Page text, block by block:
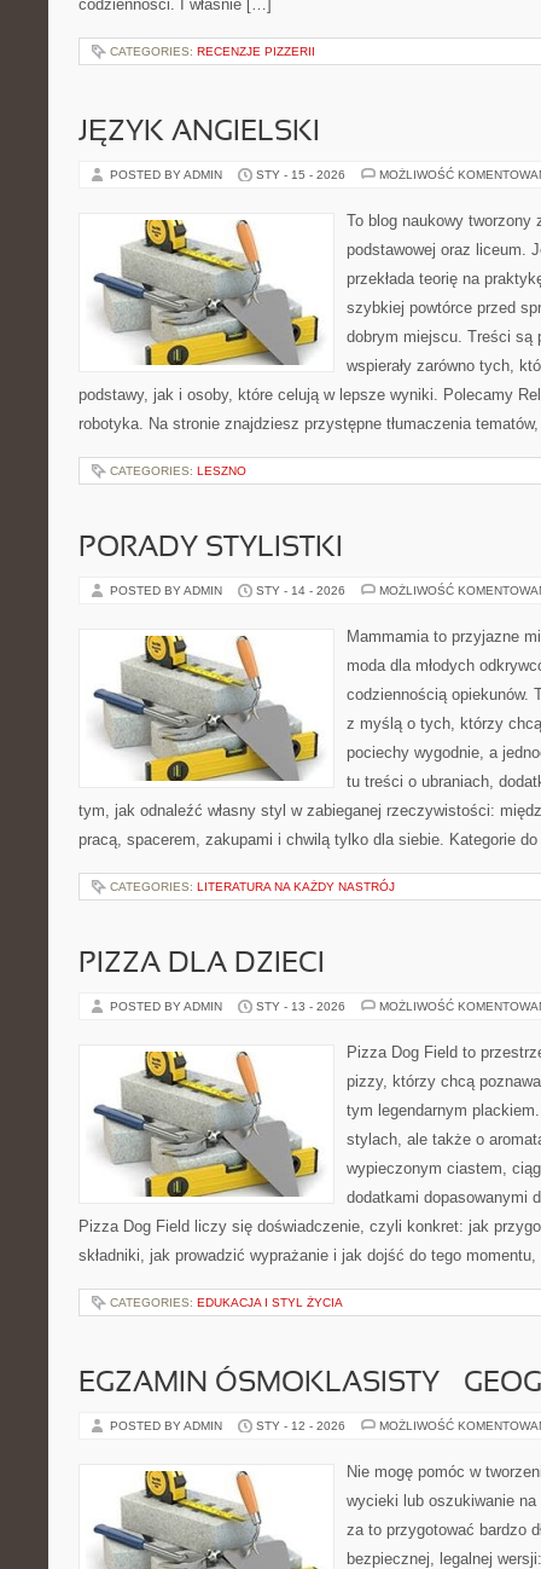
codzienności. I właśnie […]
CATEGORIES: RECENZJE PIZZERII
JĘZYK ANGIELSKI
POSTED BY ADMIN STY - 15 - 2026 MOŻLIWOŚĆ
To blog naukowy tworzony
podstawowej oraz liceum.
przekłada teorię na
szybkiej powtórce przed
dobrym miejscu. Treści są
wspierały zarówno tych,
podstawy, jak i osoby, które celują w lepsze wyniki. Polecamy
robotyka. Na stronie znajdziesz przystępne tłumaczenia
CATEGORIES: LESZNO
PORADY STYLISTKI
POSTED BY ADMIN STY - 14 - 2026 MOŻLIWOŚĆ
Mammamia to przyjazne
moda dla młodych
codziennością opiekunów.
z myślą o tych, którzy
pociechy wygodnie, a
tu treści o ubraniach,
tym, jak odnaleźć własny styl w zabieganej rzeczywistości:
pracą, spacerem, zakupami i chwilą tylko dla siebie. Kategorie
CATEGORIES: LITERATURA NA KAŻDY NASTRÓJ
PIZZA DLA DZIECI
POSTED BY ADMIN STY - 13 - 2026 MOŻLIWOŚĆ
Pizza Dog Field to
pizzy, którzy chcą
tym legendarnym
stylach, ale także o
wypieczonym ciastem,
dodatkami dopasowanymi
Pizza Dog Field liczy się doświadczenie, czyli konkret: jak
składniki, jak prowadzić wyprażanie i jak dojść do tego
CATEGORIES: EDUKACJA I STYL ŻYCIA
EGZAMIN ÓSMOKLASISTY –
POSTED BY ADMIN STY - 12 - 2026 MOŻLIWOŚĆ
Nie mogę pomóc w
wycieki lub oszukiwanie na
za to przygotować bardzo
bezpiecznej, legalnej